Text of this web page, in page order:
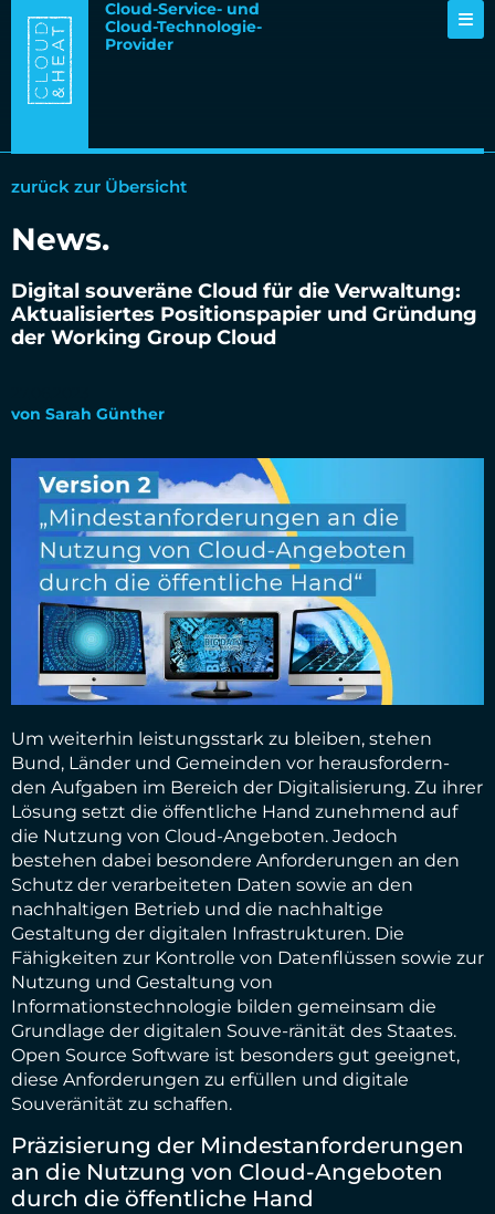
Cloud-Service- und
Cloud-Technologie-
Provider
zurück zur Übersicht
News.
Digital souveräne Cloud für die Verwaltung:
Aktualisiertes Positionspapier und Gründung
der Working Group Cloud
von Sarah Günther
Um weiterhin leistungsstark zu bleiben, stehen
Bund, Länder und Gemeinden vor herausfordern-
den Aufgaben im Bereich der Digitalisierung. Zu ihrer
Lösung setzt die öffentliche Hand zunehmend auf
die Nutzung von Cloud-Angeboten. Jedoch
bestehen dabei besondere Anforderungen an den
Schutz der verarbeiteten Daten sowie an den
nachhaltigen Betrieb und die nachhaltige
Gestaltung der digitalen Infrastrukturen. Die
Fähigkeiten zur Kontrolle von Datenflüssen sowie zur
Nutzung und Gestaltung von
Informationstechnologie bilden gemeinsam die
Grundlage der digitalen Souve-ränität des Staates.
Open Source Software ist besonders gut geeignet,
diese Anforderungen zu erfüllen und digitale
Souveränität zu schaffen.
Präzisierung der Mindestanforderungen
an die Nutzung von Cloud-Angeboten
durch die öffentliche Hand